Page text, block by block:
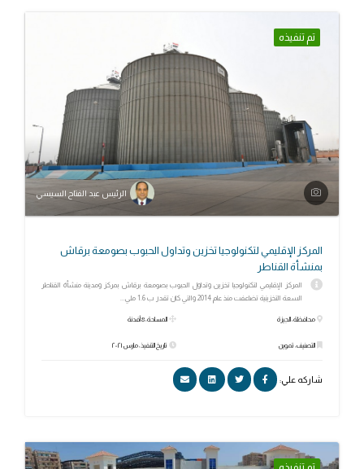
تم تنفيذه
الرئيس عبد الفتاح السيسي
المركز الإقليمي لتكنولوجيا تخزين وتداول الحبوب بصومعة برقاش
بمنشأة القناطر
المركز الإقليمي لتكنولوجيا تخزين وتداول الحبوب بصومعة برقاش بمركز ومدينة منشأة القناطر
السعة التخزينية تضاعفت منذ عام 2014 والتي كان تقدر ب 1.6 ملي...
محافظة: الجيزة
التصنيف: تموين
المساحة: 8 أفدنة
تاريخ التنفيذ: مارس ٢٠٢١
شاركه علي: